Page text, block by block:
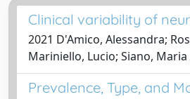
Clinical variability of
2021 D'Amico, Alessandra;
Mariniello, Lucio; Siano,
Prevalence, Type, and